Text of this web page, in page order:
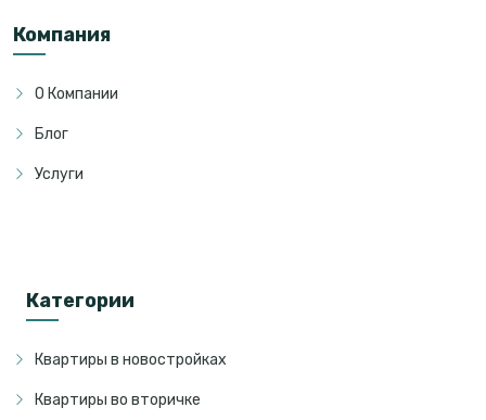
Компания
О Компании
Блог
Услуги
Категории
Квартиры в новостройках
Квартиры во вторичке